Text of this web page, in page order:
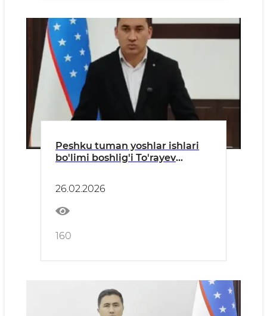
Peshku tuman yoshlar ishlari
bo'limi boshlig'i To'rayev
26.02.2026
160